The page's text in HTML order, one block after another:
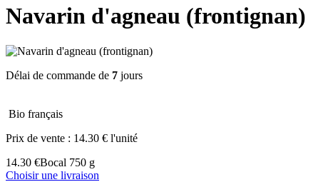
Navarin d'agneau (frontignan)
Délai de commande de 7 jours
Bio français
Prix de vente : 14.30 € l'unité
14.30 €Bocal 750 g
Choisir une livraison